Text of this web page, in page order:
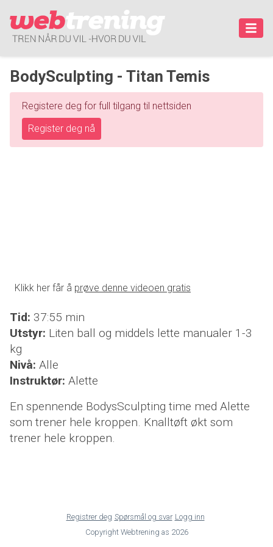
BodySculpting - Titan Temis
Registere deg for full tilgang til nettsiden
Register deg nå
Klikk her får å prøve denne videoen gratis
Tid: 37:55 min
Utstyr: Liten ball og middels lette manualer 1-3
kg
Nivå: Alle
Instruktør: Alette
En spennende BodysSculpting time med Alette
som trener hele kroppen. Knalltøft økt som
trener hele kroppen.
Registrer deg Spørsmål og svar Logg inn
Copyright Webtrening as 2026